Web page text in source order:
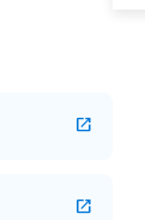
open_in_new
open_in_new